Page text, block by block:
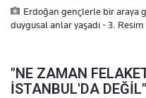
Erdoğan gençlerle bir araya
duygusal anlar yaşadı - 3. Resim
"NE ZAMAN
İSTANBUL'DA DEĞİL"